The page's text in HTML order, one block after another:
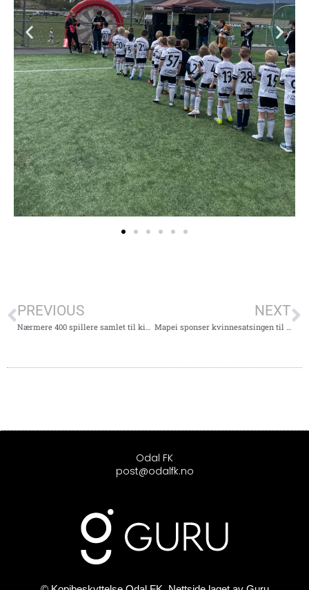
PREVIOUS NEXT
Odal FK
post@odalfk.no